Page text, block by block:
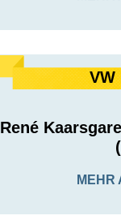
VW
René
MEHR